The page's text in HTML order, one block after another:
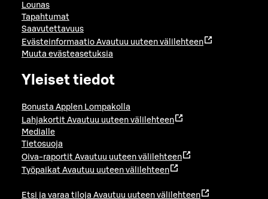
Lounas
Tapahtumat
Saavutettavuus
Evästeinformaatio Avautuu uuteen välilehteen
Muuta evästeasetuksia
Yleiset tiedot
Bonusta Applen Lompakolla
Lahjakortit Avautuu uuteen välilehteen
Medialle
Tietosuoja
Oiva-raportit Avautuu uuteen välilehteen
Työpaikat Avautuu uuteen välilehteen
Etsi ja varaa tiloja Avautuu uuteen välilehteen